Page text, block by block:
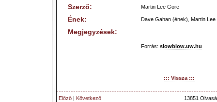
Szerző: Martin Lee Gore
Ének: Dave Gahan (ének), Martin
Megjegyzések:
Forrás: slowblow.uw.hu
::: Vissza :::
Előző | Következő
13851